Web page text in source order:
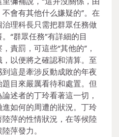
會有其他什么嫌疑的”。在
理科長只需把群眾任務做
“群眾任務”有詳細的目
責罰，可這些“其他的”，
以便將之確認和清算。至
這是牽涉反動成敗的年夜
目來嚴厲看待和處置。但
述者的丁玲看著這一切，
如何的周遭的狀況。丁玲
萍的性情狀況，在等候陸
萍發力。